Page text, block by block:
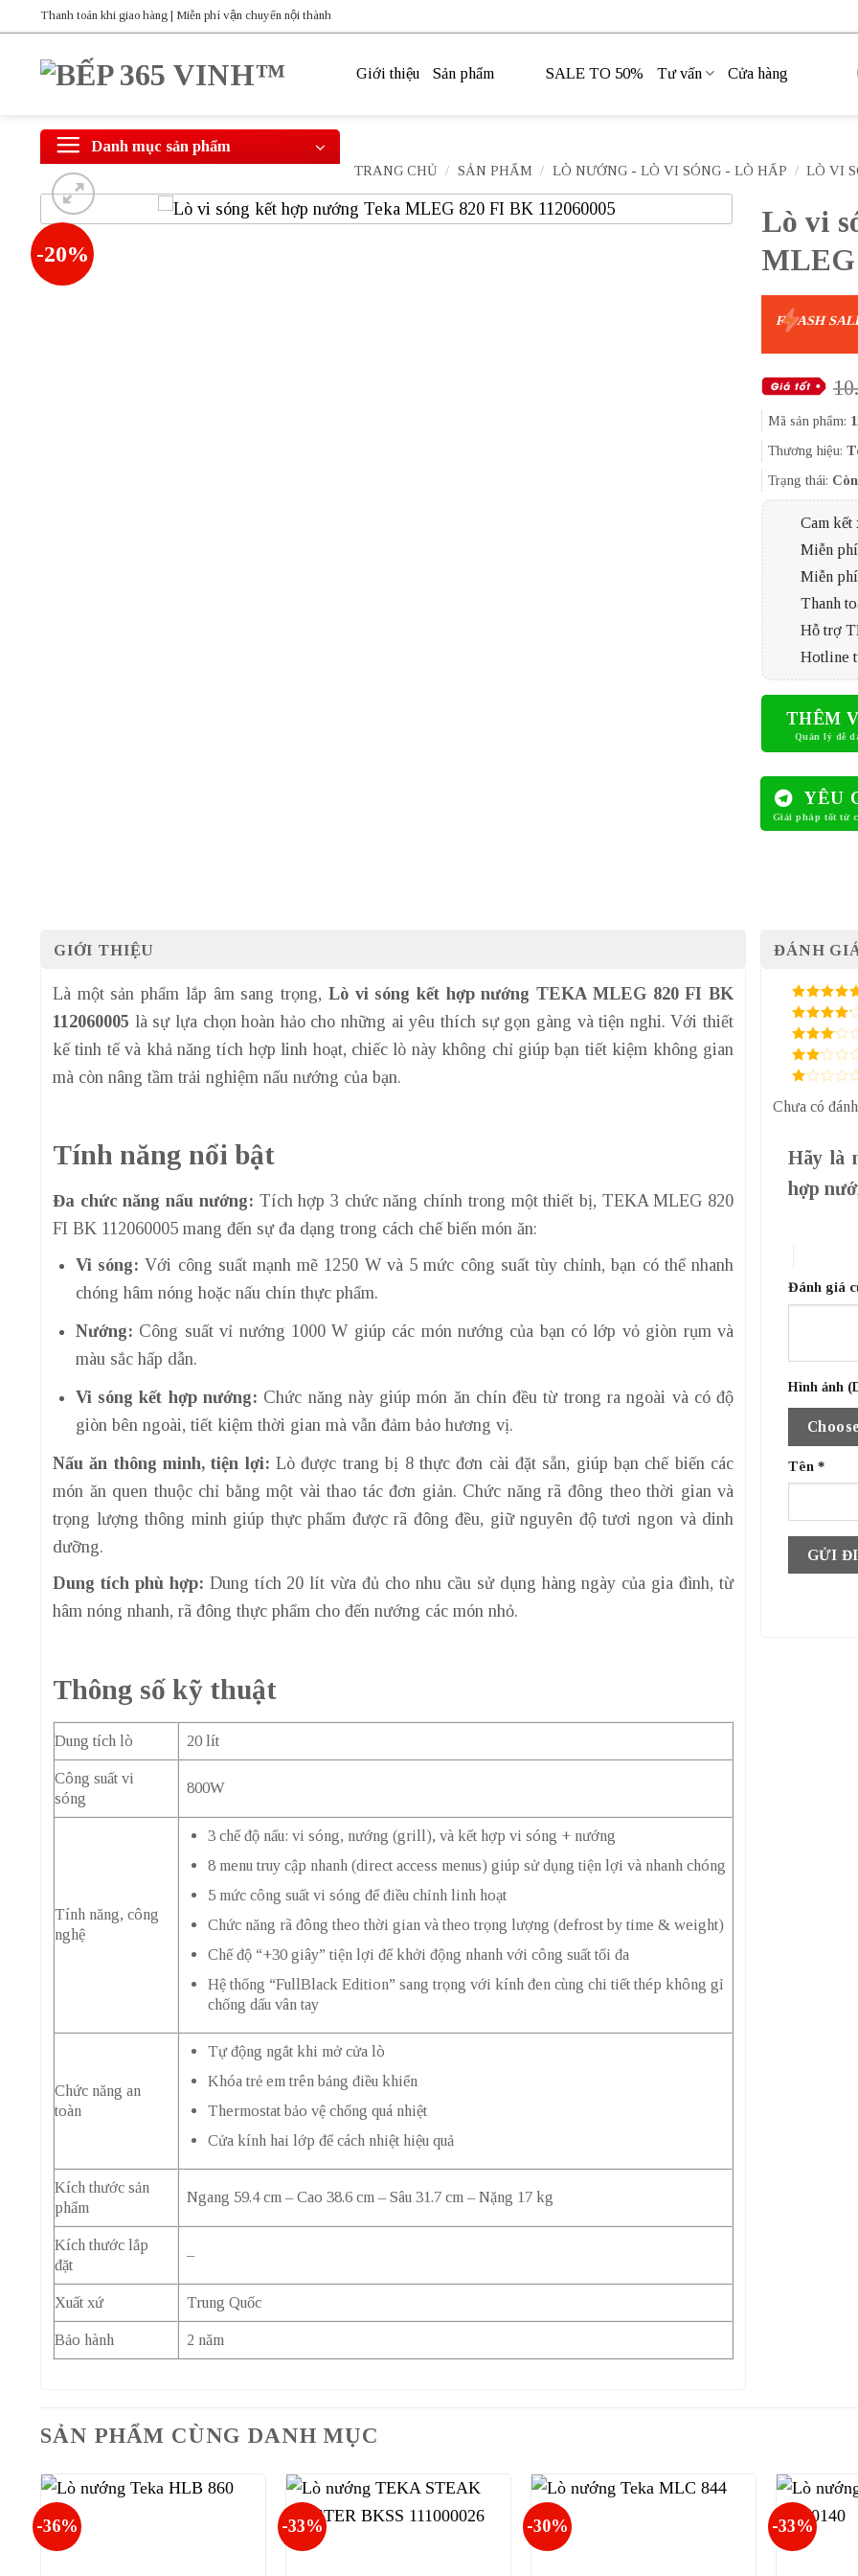
Thanh toán khi giao hàng | Miễn phí vận chuyển nội thành
Giới thiệu Sản phẩm SALE TO 50% Tư vấn Cửa hàng
Danh mục sản phẩm
TRANG CHỦ / SẢN PHẨM / LÒ NƯỚNG - LÒ VI SÓNG - LÒ HẤP / LÒ VI
-20%
Lò vi
MLEG
F ASH
Mã sản phẩm:
Thương hiệu:
Trạng thái:
Cam kết
Miễn
Miễn phí
Thanh
Hỗ trợ
Hotline
THÊM
YÊU
GIỚI THIỆU
Là một sản phẩm lắp âm sang trọng, Lò vi sóng kết hợp nướng TEKA MLEG 820 FI BK
112060005 là sự lựa chọn hoàn hảo cho những ai yêu thích sự gọn gàng và tiện nghi. Với thiết
kế tinh tế và khả năng tích hợp linh hoạt, chiếc lò này không chỉ giúp bạn tiết kiệm không gian
mà còn nâng tầm trải nghiệm nấu nướng của bạn.
Tính năng nổi bật
Đa chức năng nấu nướng: Tích hợp 3 chức năng chính trong một thiết bị, TEKA MLEG 820
FI BK 112060005 mang đến sự đa dạng trong cách chế biến món ăn:
Vi sóng: Với công suất mạnh mẽ 1250 W và 5 mức công suất tùy chỉnh, bạn có thể nhanh
chóng hâm nóng hoặc nấu chín thực phẩm.
Nướng: Công suất vỉ nướng 1000 W giúp các món nướng của bạn có lớp vỏ giòn rụm và
màu sắc hấp dẫn.
Vi sóng kết hợp nướng: Chức năng này giúp món ăn chín đều từ trong ra ngoài và có độ
giòn bên ngoài, tiết kiệm thời gian mà vẫn đảm bảo hương vị.
Nấu ăn thông minh, tiện lợi: Lò được trang bị 8 thực đơn cài đặt sẵn, giúp bạn chế biến các
món ăn quen thuộc chỉ bằng một vài thao tác đơn giản. Chức năng rã đông theo thời gian và
trọng lượng thông minh giúp thực phẩm được rã đông đều, giữ nguyên độ tươi ngon và dinh
dưỡng.
Dung tích phù hợp: Dung tích 20 lít vừa đủ cho nhu cầu sử dụng hàng ngày của gia đình, từ
hâm nóng nhanh, rã đông thực phẩm cho đến nướng các món nhỏ.
Thông số kỹ thuật
Dung tích lò 20 lít
Công suất vi
sóng
800W
Tính năng, công
nghệ
3 chế độ nấu: vi sóng, nướng (grill), và kết hợp vi sóng + nướng
8 menu truy cập nhanh (direct access menus) giúp sử dụng tiện lợi và nhanh chóng
5 mức công suất vi sóng để điều chỉnh linh hoạt
Chức năng rã đông theo thời gian và theo trọng lượng (defrost by time & weight)
Chế độ “+30 giây” tiện lợi để khởi động nhanh với công suất tối đa
Hệ thống “FullBlack Edition” sang trọng với kính đen cùng chi tiết thép không gỉ
chống dấu vân tay
Chức năng an
toàn
Tự động ngắt khi mở cửa lò
Khóa trẻ em trên bảng điều khiển
Thermostat bảo vệ chống quá nhiệt
Cửa kính hai lớp để cách nhiệt hiệu quả
Kích thước sản
phẩm
Ngang 59.4 cm – Cao 38.6 cm – Sâu 31.7 cm – Nặng 17 kg
Kích thước lắp
đặt
–
Xuất xứ Trung Quốc
Bảo hành 2 năm
ĐÁNH
5/ 5 điểm
4/ 5
điểm
3/ 5
điểm
2/
điểm
/
Chưa có
Hãy là
hợp
Đánh giá
Hình ảnh
Tên*
SẢN PHẨM CÙNG DANH MỤC
-36% -33% -30% -33%